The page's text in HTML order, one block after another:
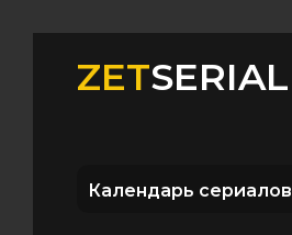
ZETSERIAL
Календарь сериалов